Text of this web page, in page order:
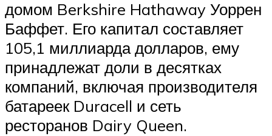
домом Berkshire Hathaway Уоррен
Баффет. Его капитал составляет
105,1 миллиарда долларов, ему
принадлежат доли в десятках
компаний, включая производителя
батареек Duracell и сеть
ресторанов Dairy Queen.